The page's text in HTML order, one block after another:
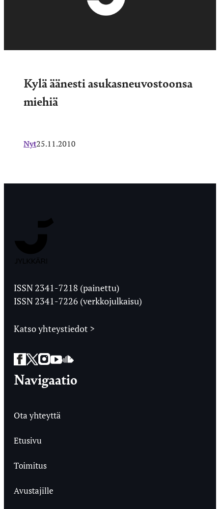
Kylä äänesti asukasneuvostoonsa
miehiä
Nyt25.11.2010
Ylioppilaslehti
ISSN 2341-7218 (painettu)
ISSN 2341-7226 (verkkojulkaisu)
Katso yhteystiedot >
Facebook
Twitter
Instagram
YouTube
SoundCloud
Navigaatio
Ota yhteyttä
Etusivu
Toimitus
Avustajille